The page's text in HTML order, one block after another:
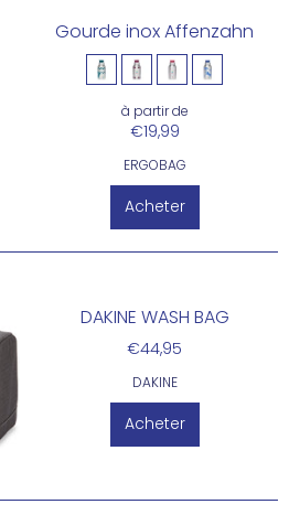
Gourde inox Affenzahn
à partir de
€19,99
ERGOBAG
Acheter
DAKINE WASH BAG
€44,95
DAKINE
Acheter